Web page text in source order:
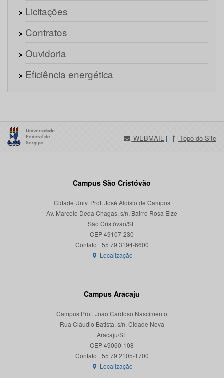
Licitações
Contratos
Ouvidoria
Eficiência energética
WEBMAIL | Topo do Site
Campus São Cristóvão
Cidade Univ. Prof. José Aloísio de Campos
Av. Marcelo Deda Chagas, s/n, Bairro Rosa Elze
São Cristóvão/SE
CEP 49107-230
Localização
Campus Aracaju
Campus Prof. João Cardoso Nascimento
Rua Cláudio Batista, s/n, Cidade Nova
Aracaju/SE
CEP 49060-108
Localização